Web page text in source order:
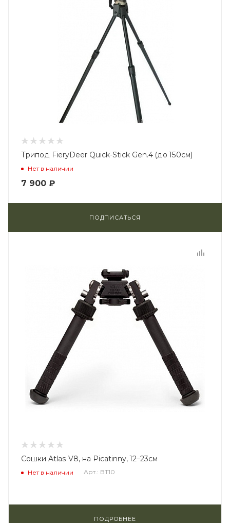
Трипод FieryDeer Quick-Stick Gen.4 (до 150см)
Нет в наличии
7 900 ₽
ПОДПИСАТЬСЯ
Сошки Atlas V8, на Picatinny, 12–23см
Нет в наличии Арт.: BT10
ПОДРОБНЕЕ